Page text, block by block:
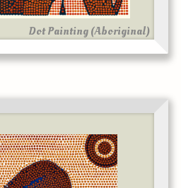
Dot Painting (Aboriginal)